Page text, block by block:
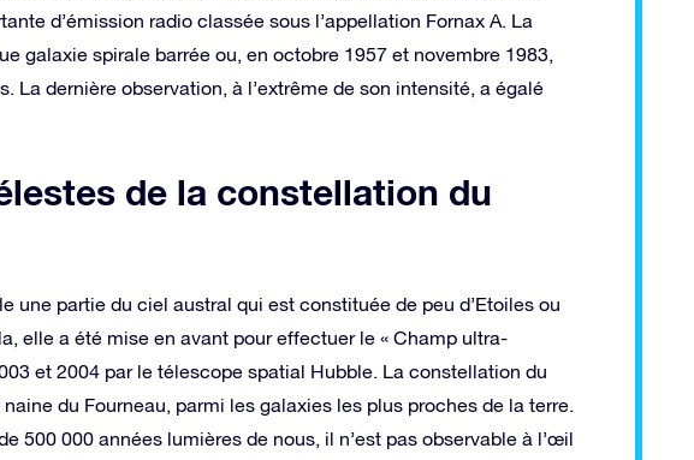
d’émission radio classée sous l’appellation Fornax A. La
galaxie spirale barrée ou, en octobre 1957 et novembre 1983,
La dernière observation, à l’extrême de son intensité, a égalé
de la constellation du
une partie du ciel austral qui est constituée de peu d’Etoiles ou
elle a été mise en avant pour effectuer le « Champ ultra-
et 2004 par le télescope spatial Hubble. La constellation du
du Fourneau, parmi les galaxies les plus proches de la terre.
500 000 années lumières de nous, il n’est pas observable à l’œil